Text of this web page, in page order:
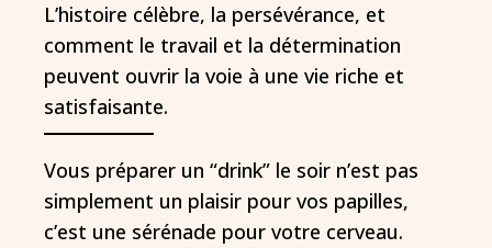
L’histoire célèbre, la persévérance, et
comment le travail et la détermination
peuvent ouvrir la voie à une vie riche et
satisfaisante.
Vous préparer un “drink” le soir n’est pas
simplement un plaisir pour vos papilles,
c’est une sérénade pour votre cerveau.